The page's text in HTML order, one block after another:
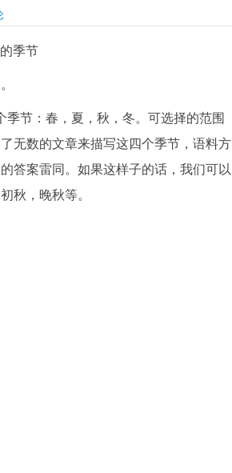
季节
节：春，夏，秋，冬。可选择的范围
无数的文章来描写这四个季节，语料方
答案雷同。如果这样子的话，我们可以
秋，晚秋等。